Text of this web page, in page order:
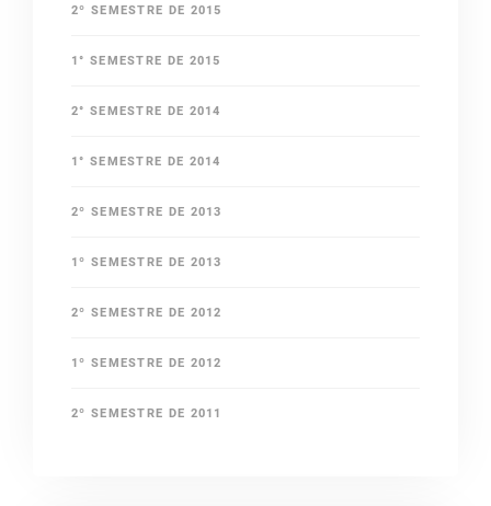
2º SEMESTRE DE 2015
1° SEMESTRE DE 2015
2° SEMESTRE DE 2014
1° SEMESTRE DE 2014
2º SEMESTRE DE 2013
1º SEMESTRE DE 2013
2º SEMESTRE DE 2012
1º SEMESTRE DE 2012
2º SEMESTRE DE 2011